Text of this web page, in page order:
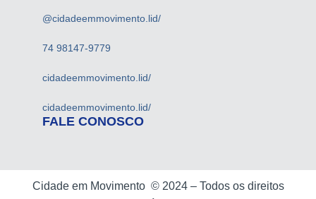
@cidadeemmovimento.lid/
74 98147-9779
cidadeemmovimento.lid/
cidadeemmovimento.lid/
FALE CONOSCO
Cidade em Movimento © 2024 – Todos os direitos